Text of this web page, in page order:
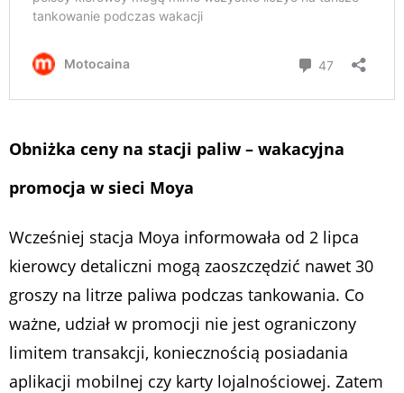
Obniżka ceny na stacji paliw – wakacyjna
promocja w sieci Moya
Wcześniej stacja Moya informowała od 2 lipca
kierowcy detaliczni mogą zaoszczędzić nawet 30
groszy na litrze paliwa podczas tankowania. Co
ważne, udział w promocji nie jest ograniczony
limitem transakcji, koniecznością posiadania
aplikacji mobilnej czy karty lojalnościowej. Zatem